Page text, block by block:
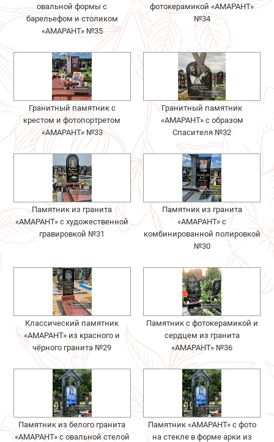
овальной формы с
барельефом и столиком
«АМАРАНТ» №35
фотокерамикой «АМАРАНТ»
№34
Гранитный памятник с
крестом и фотопортретом
«АМАРАНТ» №33
Гранитный памятник
«АМАРАНТ» с образом
Спасителя №32
Памятник из гранита
«АМАРАНТ» с художественной
гравировкой №31
Памятник из гранита
«АМАРАНТ» с
комбинированной полировкой
№30
Классический памятник
«АМАРАНТ» из красного и
чёрного гранита №29
Памятник с фотокерамикой и
сердцем из гранита
«АМАРАНТ» №36
Памятник из белого гранита
«АМАРАНТ» с овальной стелой
Памятник «АМАРАНТ» с фото
на стекле в форме арки из